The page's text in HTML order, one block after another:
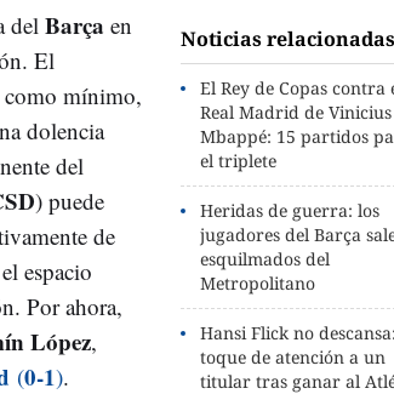
Noticias relacionadas
El Rey de Copas contra
Real Madrid de
Mbappé: 15 partidos
el triplete
Heridas de guerra: los
jugadores del Barça
esquilmados del
Metropolitano
Hansi Flick no
toque de atención a un
titular tras ganar al
del Barça en
El
como mínimo,
dolencia
del
) puede
de
espacio
Por ahora,
López,
(0-1).